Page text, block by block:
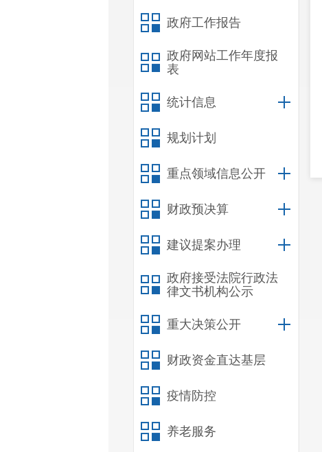
政府工作报告
政府网站工作年度报
表
统计信息
规划计划
重点领域信息公开
财政预决算
建议提案办理
政府接受法院行政法
律文书机构公示
重大决策公开
财政资金直达基层
疫情防控
养老服务